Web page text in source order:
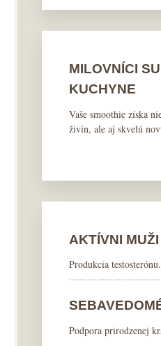
MILOVNÍCI
KUCHYNE
Vaše smoothie získa
živín, ale aj skvelú
AKTÍVNI MUŽI
Produkcia
Podpora prirodzenej